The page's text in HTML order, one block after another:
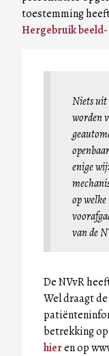
toestemming
Hergebruik beeld-
Niets uit
worden
enige
op
van de
De NVvR
Wel draagt
betrekking
hieren op